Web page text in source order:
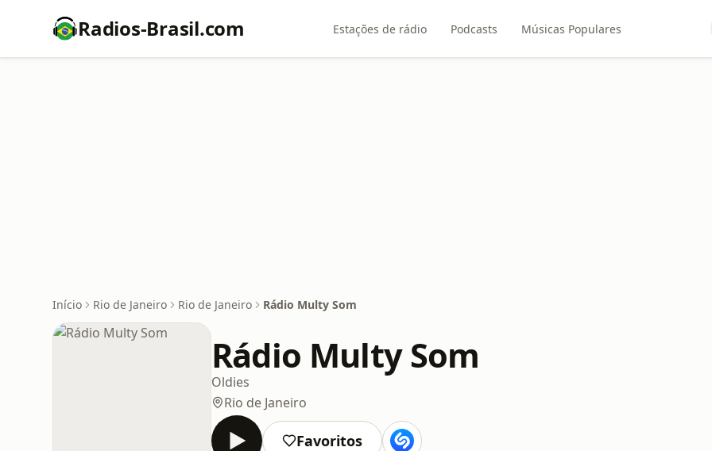
Radios-Brasil.com Estações de rádio Podcasts Músicas Populares
Início Rio de Janeiro Rio de Janeiro Rádio Multy Som
Rádio Multy Som
Oldies
Rio de Janeiro
Favoritos